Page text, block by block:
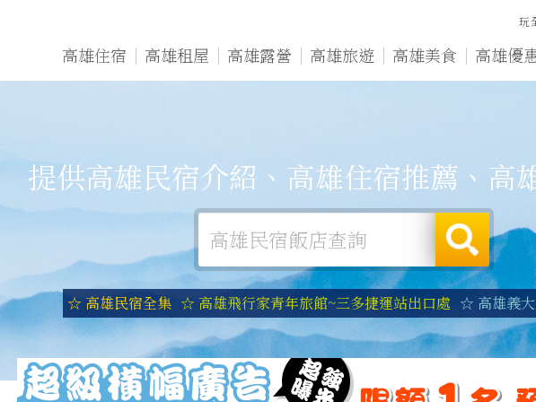
高雄住宿 高雄租屋 高雄露營 高雄旅遊 高雄美食 高雄優
玩
提供高雄民宿介紹、高雄住宿推薦、高
☆ 高雄民宿全集 ☆ 高雄飛行家青年旅館~三多捷運站出口處 ☆ 高雄義